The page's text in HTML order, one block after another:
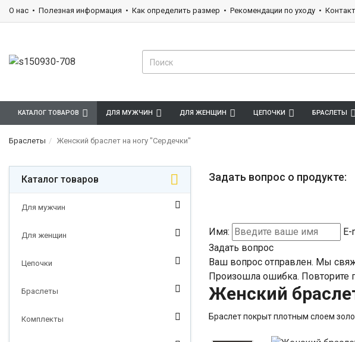
О нас Полезная информация Как определить размер Рекомендации по уходу
КАТАЛОГ ТОВАРОВ ДЛЯ МУЖЧИН ДЛЯ ЖЕНЩИН ЦЕПОЧКИ БРАСЛЕТЫ
Браслеты Женский браслет на ногу "Сердечки"
Каталог товаров
Для мужчин
Для женщин
Цепочки
Браслеты
Комплекты
Задать вопрос о продукте:
Имя: E-
Задать вопрос
Ваш вопрос отправлен. Мы
Произошла ошибка. Повторите
Женский
Браслет покрыт плотным слоем